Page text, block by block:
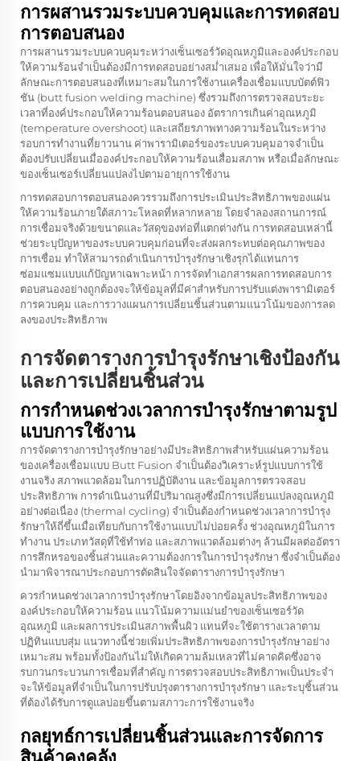
การผสานรวมระบบควบคุมและการทดสอบ
การตอบสนอง
การผสานรวมระบบควบคุมระหว่างเซ็นเซอร์วัดอุณหภูมิและองค์ประกอบ
ให้ความร้อนจำเป็นต้องมีการทดสอบอย่างสม่ำเสมอ เพื่อให้มั่นใจว่ามี
ลักษณะการตอบสนองที่เหมาะสมในการใช้งานเครื่องเชื่อมแบบบัตต์ฟิว
ชัน (butt fusion welding machine) ซึ่งรวมถึงการตรวจสอบระยะ
เวลาที่องค์ประกอบให้ความร้อนตอบสนอง อัตราการเกินค่าอุณหภูมิ
(temperature overshoot) และเสถียรภาพทางความร้อนในระหว่าง
รอบการทำงานที่ยาวนาน ค่าพารามิเตอร์ของระบบควบคุมอาจจำเป็น
ต้องปรับเปลี่ยนเมื่อองค์ประกอบให้ความร้อนเสื่อมสภาพ หรือเมื่อลักษณะ
ของเซ็นเซอร์เปลี่ยนแปลงไปตามอายุการใช้งาน
การทดสอบการตอบสนองควรรวมถึงการประเมินประสิทธิภาพของแผ่น
ให้ความร้อนภายใต้สภาวะโหลดที่หลากหลาย โดยจำลองสถานการณ์
การเชื่อมจริงด้วยขนาดและวัสดุของท่อที่แตกต่างกัน การทดสอบเหล่านี้
ช่วยระบุปัญหาของระบบควบคุมก่อนที่จะส่งผลกระทบต่อคุณภาพของ
การเชื่อม ทำให้สามารถดำเนินการบำรุงรักษาเชิงรุกได้แทนการ
ซ่อมแซมแบบแก้ปัญหาเฉพาะหน้า การจัดทำเอกสารผลการทดสอบการ
ตอบสนองอย่างถูกต้องจะให้ข้อมูลที่มีค่าสำหรับการปรับแต่งพารามิเตอร์
การควบคุม และการวางแผนการเปลี่ยนชิ้นส่วนตามแนวโน้มของการลด
ลงของประสิทธิภาพ
การจัดตารางการบำรุงรักษาเชิงป้องกัน
และการเปลี่ยนชิ้นส่วน
การกำหนดช่วงเวลาการบำรุงรักษาตามรูป
แบบการใช้งาน
การจัดตารางการบำรุงรักษาอย่างมีประสิทธิภาพสำหรับแผ่นความร้อน
ของเครื่องเชื่อมแบบ Butt Fusion จำเป็นต้องวิเคราะห์รูปแบบการใช้
งานจริง สภาพแวดล้อมในการปฏิบัติงาน และข้อมูลการตรวจสอบ
ประสิทธิภาพ การดำเนินงานที่มีปริมาณสูงซึ่งมีการเปลี่ยนแปลงอุณหภูมิ
อย่างต่อเนื่อง (thermal cycling) จำเป็นต้องกำหนดช่วงเวลาการบำรุง
รักษาให้ถี่ขึ้นเมื่อเทียบกับการใช้งานแบบไม่บ่อยครั้ง ช่วงอุณหภูมิในการ
ทำงาน ประเภทวัสดุที่ใช้ทำท่อ และสภาพแวดล้อมต่างๆ ล้วนมีผลต่ออัตรา
การสึกหรอของชิ้นส่วนและความต้องการในการบำรุงรักษา ซึ่งจำเป็นต้อง
นำมาพิจารณาประกอบการตัดสินใจจัดตารางการบำรุงรักษา
ควรกำหนดช่วงเวลาการบำรุงรักษาโดยอิงจากข้อมูลประสิทธิภาพของ
องค์ประกอบให้ความร้อน แนวโน้มความแม่นยำของเซ็นเซอร์วัด
อุณหภูมิ และผลการประเมินสภาพพื้นผิว แทนที่จะใช้ตารางเวลาตาม
ปฏิทินแบบสุ่ม แนวทางนี้ช่วยเพิ่มประสิทธิภาพของการบำรุงรักษาอย่าง
เหมาะสม พร้อมทั้งป้องกันไม่ให้เกิดความล้มเหลวที่ไม่คาดคิดซึ่งอาจ
รบกวนกระบวนการเชื่อมที่สำคัญ การตรวจสอบประสิทธิภาพเป็นประจำ
จะให้ข้อมูลที่จำเป็นในการปรับปรุงตารางการบำรุงรักษา และระบุชิ้นส่วน
ที่ต้องได้รับการดูแลบ่อยขึ้นตามสภาวะการใช้งานจริง
กลยุทธ์การเปลี่ยนชิ้นส่วนและการจัดการ